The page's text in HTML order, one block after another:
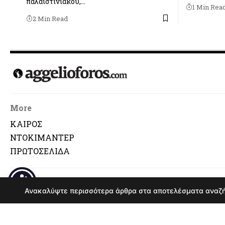
2 Min Read
1 Min
More
ΚΑΙΡΟΣ
ΝΤΟΚΙΜΑΝΤΕΡ
ΠΡΩΤΟΣΕΛΙΔΑ
©
Ανακαλύψτε περισσότερα άρθρα στα αποτελέσματα